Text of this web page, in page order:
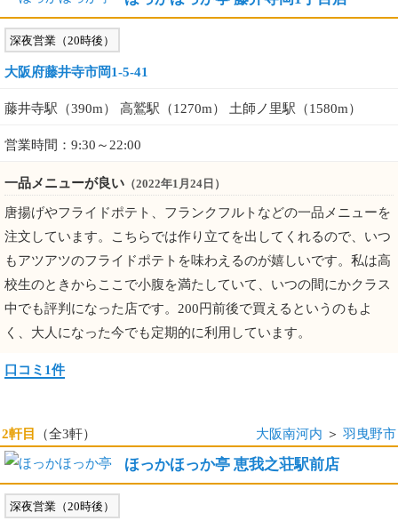
深夜営業（20時後）
大阪府藤井寺市岡1-5-41
藤井寺駅（390m） 高鷲駅（1270m） 土師ノ里駅（1580m）
営業時間：9:30～22:00
一品メニューが良い （2022年1月24日）
唐揚げやフライドポテト、フランクフルトなどの一品メニューを
注文しています。こちらでは作り立てを出してくれるので、いつ
もアツアツのフライドポテトを味わえるのが嬉しいです。私は高
校生のときからここで小腹を満たしていて、いつの間にかクラス
中でも評判になった店です。200円前後で買えるというのもよ
く、大人になった今でも定期的に利用しています。
口コミ1件
2軒目 （全3軒） 大阪南河内 ＞ 羽曳野市
ほっかほっか亭 恵我之荘駅前店
深夜営業（20時後）